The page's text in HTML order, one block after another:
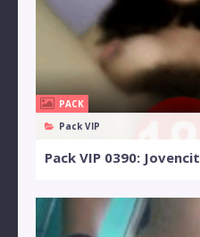
PACK
Pack VIP
Pack VIP 0390: